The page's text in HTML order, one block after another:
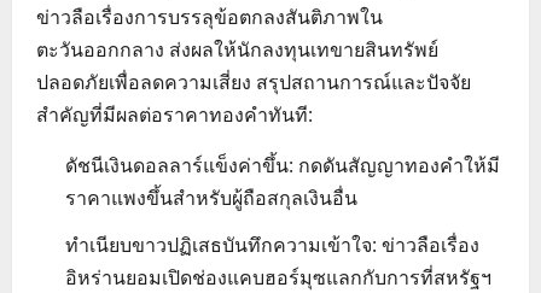
ข่าวลือเรื่องการบรรลุข้อตกลงสันติภาพใน
ตะวันออกกลาง ส่งผลให้นักลงทุนเทขายสินทรัพย์
ปลอดภัยเพื่อลดความเสี่ยง สรุปสถานการณ์และปัจจัย
สำคัญที่มีผลต่อราคาทองคำทันที:
ดัชนีเงินดอลลาร์แข็งค่าขึ้น: กดดันสัญญาทองคำให้มี
ราคาแพงขึ้นสำหรับผู้ถือสกุลเงินอื่น
ทำเนียบขาวปฏิเสธบันทึกความเข้าใจ: ข่าวลือเรื่อง
อิหร่านยอมเปิดช่องแคบฮอร์มุซแลกกับการที่สหรัฐฯ